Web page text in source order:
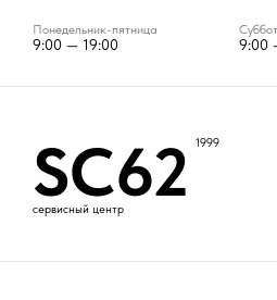
Понедельник-пятница
9:00 — 19:00 9:00
SC62 1999
сервисный центр